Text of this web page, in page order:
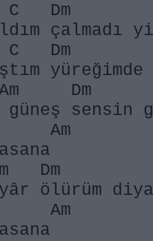
Dm
çalmadı
Dm
Dm
sensin
Dm
yâr ölürüm